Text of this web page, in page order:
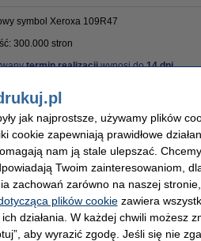
symbol Xeroxa 109R47
300.000 stron
termin realizacjiwynosi do14 dni.
zestaw konserwacyjny
Standard
± 300.000 stron
VAT
jak najprostsze, używamy plików
cookie zapewniają prawidłowe
nam ją stale ulepszać.
Twoim zainteresowaniom,
zachowań zarówno na naszej
plików cookiezawiera
działania. W każdej chwili możesz
aby wyrazić zgodę. Jeśli się nie